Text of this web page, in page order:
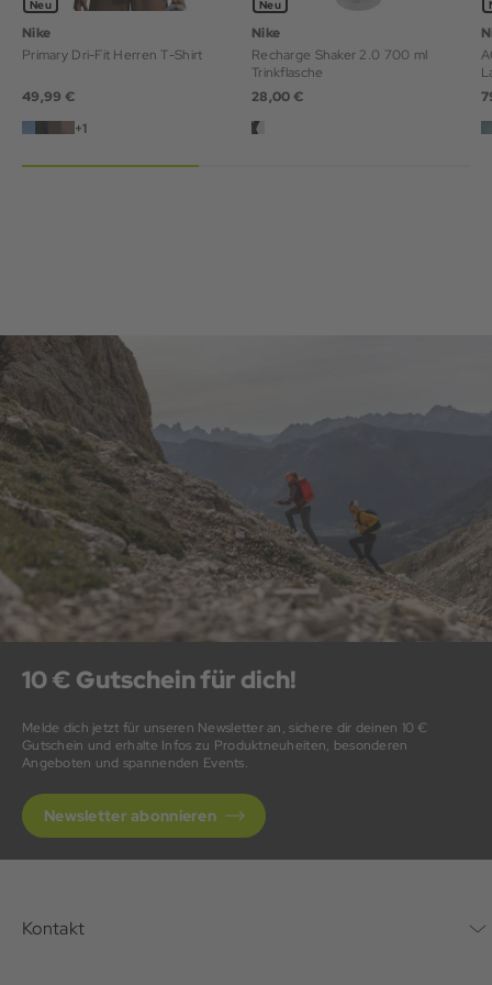
Neu
Nike
Primary Dri-Fit Herren T-Shirt
49,99 €
+1
Neu
Nike
Recharge Shaker 2.0 700 ml
Trinkflasche
28,00 €
10 € Gutschein für dich!
Melde dich jetzt für unseren Newsletter an, sichere dir deinen 10 €
Gutschein und erhalte Infos zu Produktneuheiten, besonderen
Angeboten und spannenden Events.
Newsletter abonnieren
Kontakt